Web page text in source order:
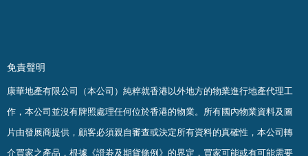
免責聲明
康華地產有限公司（本公司）純粹就香港以外地方的物業進行地產代理工
作，本公司並沒有牌照處理任何位於香港的物業。 所有國內物業資料及圖
片由發展商提供，顧客必須親自審查或決定所有資料的真確性 ， 本公司轉
介買家之產品，根據《證劵及期貨條例》的界定，買家可能或有可能需要